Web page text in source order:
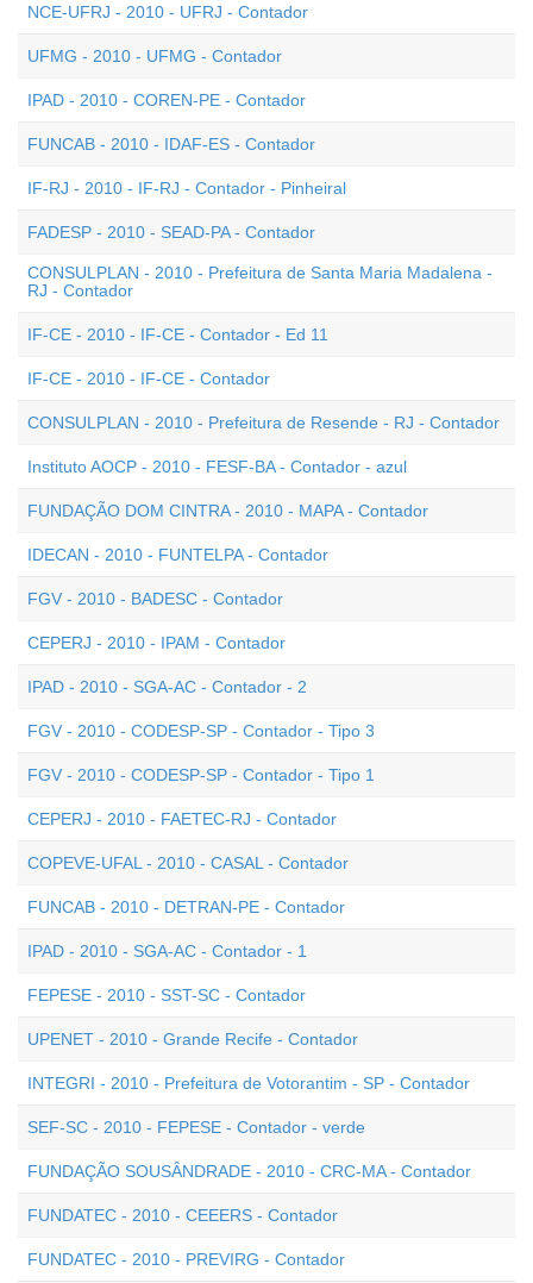
NCE-UFRJ - 2010 - UFRJ - Contador
UFMG - 2010 - UFMG - Contador
IPAD - 2010 - COREN-PE - Contador
FUNCAB - 2010 - IDAF-ES - Contador
IF-RJ - 2010 - IF-RJ - Contador - Pinheiral
FADESP - 2010 - SEAD-PA - Contador
CONSULPLAN - 2010 - Prefeitura de Santa Maria Madalena -
RJ - Contador
IF-CE - 2010 - IF-CE - Contador - Ed 11
IF-CE - 2010 - IF-CE - Contador
CONSULPLAN - 2010 - Prefeitura de Resende - RJ - Contador
Instituto AOCP - 2010 - FESF-BA - Contador - azul
FUNDAÇÃO DOM CINTRA - 2010 - MAPA - Contador
IDECAN - 2010 - FUNTELPA - Contador
FGV - 2010 - BADESC - Contador
CEPERJ - 2010 - IPAM - Contador
IPAD - 2010 - SGA-AC - Contador - 2
FGV - 2010 - CODESP-SP - Contador - Tipo 3
FGV - 2010 - CODESP-SP - Contador - Tipo 1
CEPERJ - 2010 - FAETEC-RJ - Contador
COPEVE-UFAL - 2010 - CASAL - Contador
FUNCAB - 2010 - DETRAN-PE - Contador
IPAD - 2010 - SGA-AC - Contador - 1
FEPESE - 2010 - SST-SC - Contador
UPENET - 2010 - Grande Recife - Contador
INTEGRI - 2010 - Prefeitura de Votorantim - SP - Contador
SEF-SC - 2010 - FEPESE - Contador - verde
FUNDAÇÃO SOUSÂNDRADE - 2010 - CRC-MA - Contador
FUNDATEC - 2010 - CEEERS - Contador
FUNDATEC - 2010 - PREVIRG - Contador